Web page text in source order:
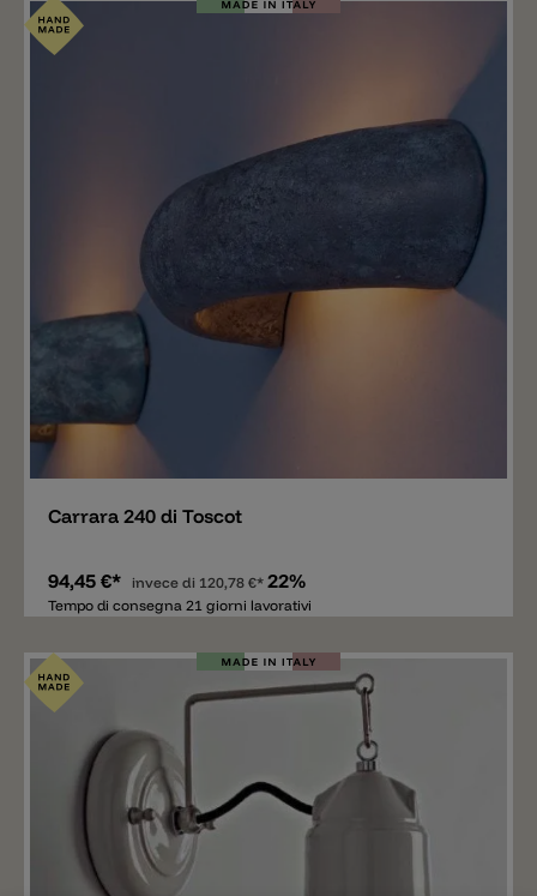
Aggiungere
Carrara 240 di Toscot
94,45 €* invece di 120,78 €* 22%
Tempo di consegna 21 giorni lavorativi